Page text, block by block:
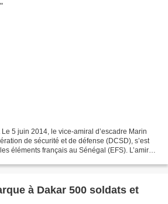
5 juin 2014, le vice-amiral d’escadre Marin
de sécurité et de défense (DCSD), s’est
éléments français au Sénégal (EFS). L’amiral
à Dakar 500 soldats et